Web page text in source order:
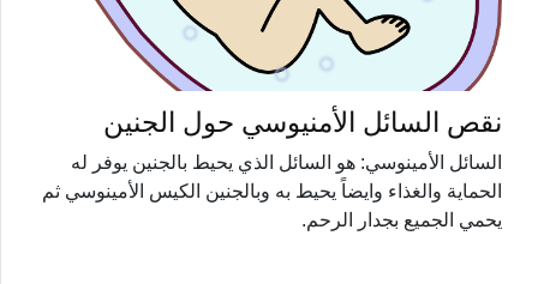
نقص السائل الأمنيوسي حول الجنين
السائل الأمينوسي: هو السائل الذي يحيط بالجنين يوفر له
الحماية والغذاء وايضاً يحيط به وبالجنين الكيس الأمينوسي ثم
يحمي الجميع بجدار الرحم.